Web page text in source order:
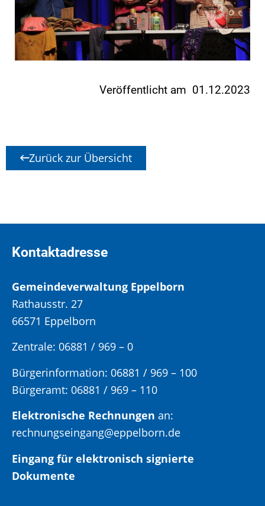
Veröffentlicht am 01.12.2023
Zurück zur Übersicht
Kontaktadresse
Gemeindeverwaltung Eppelborn
Rathausstr. 27
66571 Eppelborn
Zentrale: 06881 / 969 – 0
Bürgerinformation: 06881 / 969 – 100
Bürgeramt: 06881 / 969 – 110
Elektronische Rechnungen an:
rechnungseingang@eppelborn.de
Eingang für elektronisch signierte
Dokumente